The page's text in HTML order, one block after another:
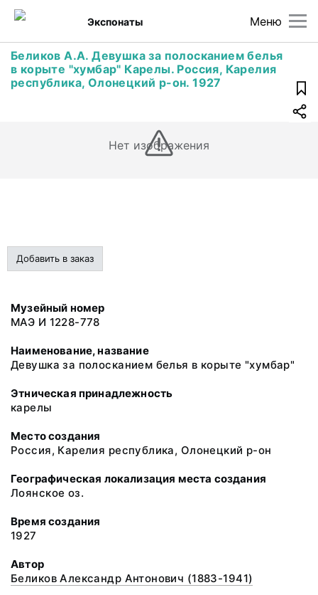
Меню
Экспонаты
Беликов А.А. Девушка за полосканием белья
в корыте "хумбар" Карелы. Россия, Карелия
республика, Олонецкий р-он. 1927
Нет изображения
Добавить в заказ
Музейный номер
МАЭ И 1228-778
Наименование, название
Девушка за полосканием белья в корыте "хумбар"
Этническая принадлежность
карелы
Место создания
Россия, Карелия республика, Олонецкий р-он
Географическая локализация места создания
Лоянское оз.
Время создания
1927
Автор
Беликов Александр Антонович (1883-1941)